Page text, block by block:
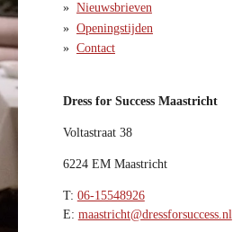
Nieuwsbrieven
Openingstijden
Contact
Dress for Success Maastricht
Voltastraat 38
6224 EM Maastricht
T: 06-15548926
E: maastricht@dressforsuccess.nl